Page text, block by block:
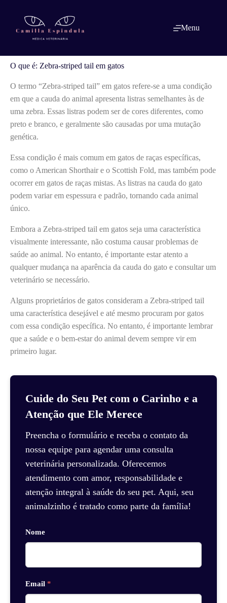
conteúdo
Menu
O que é: Zebra-striped tail em gatos
O que é: Zebra-striped tail em gatos
O termo “Zebra-striped tail” em gatos refere-se a uma condição
em que a cauda do animal apresenta listras semelhantes às de
uma zebra. Essas listras podem ser de cores diferentes, como
preto e branco, e geralmente são causadas por uma mutação
genética.
Essa condição é mais comum em gatos de raças específicas,
como o American Shorthair e o Scottish Fold, mas também pode
ocorrer em gatos de raças mistas. As listras na cauda do gato
podem variar em espessura e padrão, tornando cada animal
único.
Embora a Zebra-striped tail em gatos seja uma característica
visualmente interessante, não costuma causar problemas de
saúde ao animal. No entanto, é importante estar atento a
qualquer mudança na aparência da cauda do gato e consultar um
veterinário se necessário.
Alguns proprietários de gatos consideram a Zebra-striped tail
uma característica desejável e até mesmo procuram por gatos
com essa condição específica. No entanto, é importante lembrar
que a saúde e o bem-estar do animal devem sempre vir em
primeiro lugar.
Cuide do Seu Pet com o Carinho e a
Atenção que Ele Merece
Preencha o formulário e receba o contato da
nossa equipe para agendar uma consulta
veterinária personalizada. Oferecemos
atendimento com amor, responsabilidade e
atenção integral à saúde do seu pet. Aqui, seu
animalzinho é tratado como parte da família!
Nome
Email *